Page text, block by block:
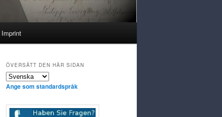
Imprint
ÖVERSÄTT DEN HÄR SIDAN
Ange som standardspråk